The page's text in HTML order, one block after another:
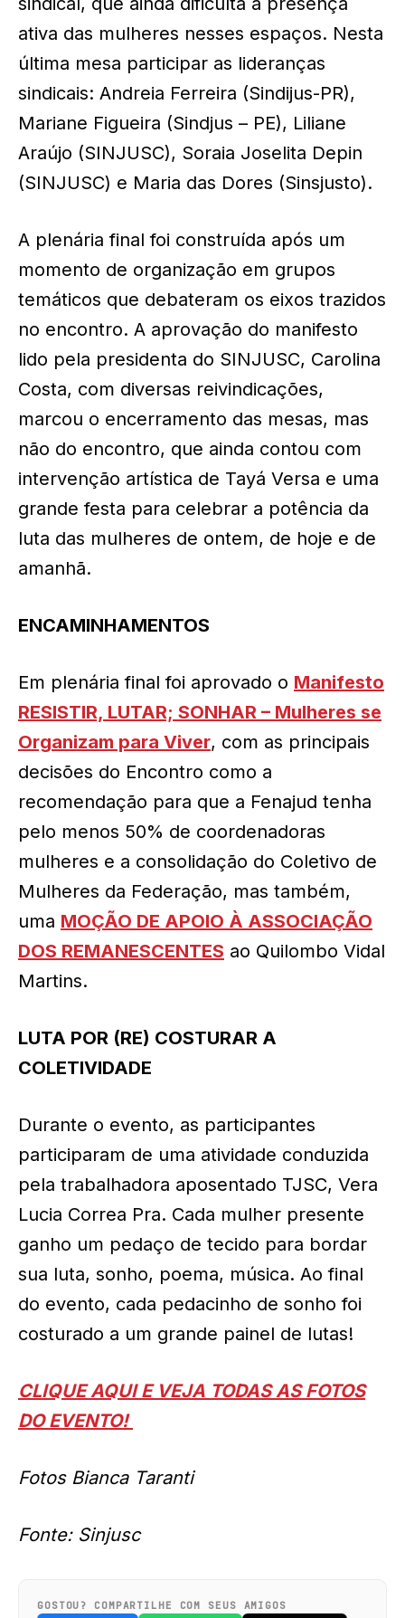
ativa das mulheres nesses espaços. Nesta
última mesa participar as lideranças
sindicais: Andreia Ferreira (Sindijus-PR),
Mariane Figueira (Sindjus – PE), Liliane
Araújo (SINJUSC), Soraia Joselita Depin
(SINJUSC) e Maria das Dores (Sinsjusto).
A plenária final foi construída após um
momento de organização em grupos
temáticos que debateram os eixos trazidos
no encontro. A aprovação do manifesto
lido pela presidenta do SINJUSC, Carolina
Costa, com diversas reivindicações,
marcou o encerramento das mesas, mas
não do encontro, que ainda contou com
intervenção artística de Tayá Versa e uma
grande festa para celebrar a potência da
luta das mulheres de ontem, de hoje e de
amanhã.
ENCAMINHAMENTOS
Em plenária final foi aprovado o Manifesto
RESISTIR, LUTAR; SONHAR – Mulheres se
Organizam para Viver, com as principais
decisões do Encontro como a
recomendação para que a Fenajud tenha
pelo menos 50% de coordenadoras
mulheres e a consolidação do Coletivo de
Mulheres da Federação, mas também,
uma MOÇÃO DE APOIO À ASSOCIAÇÃO
DOS REMANESCENTES ao Quilombo Vidal
Martins.
LUTA POR (RE) COSTURAR A
COLETIVIDADE
Durante o evento, as participantes
participaram de uma atividade conduzida
pela trabalhadora aposentado TJSC, Vera
Lucia Correa Pra. Cada mulher presente
ganho um pedaço de tecido para bordar
sua luta, sonho, poema, música. Ao final
do evento, cada pedacinho de sonho foi
costurado a um grande painel de lutas!
CLIQUE AQUI E VEJA TODAS AS FOTOS
DO EVENTO!
Fotos Bianca Taranti
Fonte: Sinjusc
GOSTOU? COMPARTILHE COM SEUS AMIGOS